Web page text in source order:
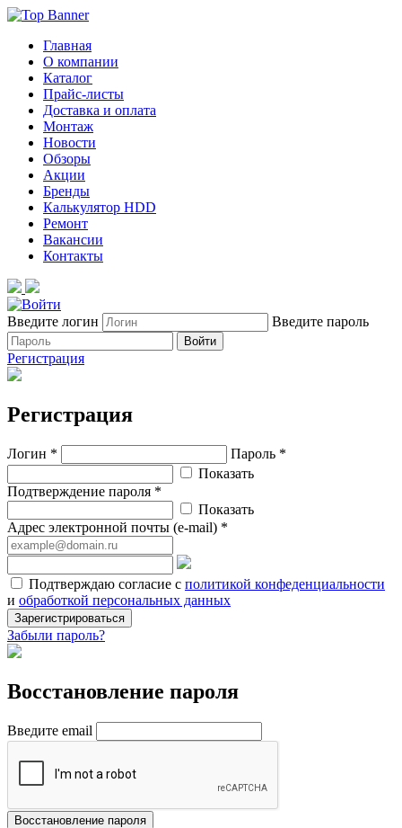
Главная
О компании
Каталог
Прайс-листы
Доставка и оплата
Монтаж
Новости
Обзоры
Акции
Бренды
Калькулятор HDD
Ремонт
Вакансии
Контакты
Введите логин Введите пароль
Войти
Регистрация
Регистрация
Логин *
Пароль *
Показать
Подтверждение пароля *
Показать
Адрес электронной почты (e-mail) *
Подтверждаю согласие с политикой конфеденциальности
и обработкой персональных данных
Зарегистрироваться
Забыли пароль?
Восстановление пароля
Введите email
Восстановление пароля